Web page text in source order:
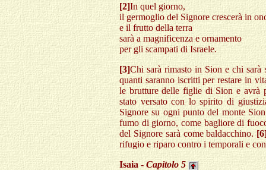
[2]In quel giorno,
il germoglio del Signore crescerà in
e il frutto della terra
sarà a magnificenza e ornamento
per gli scampati di Israele.
[3]Chi sarà rimasto in Sion e chi sarà
quanti saranno iscritti per restare in
le brutture delle figlie di Sion e avrà
stato versato con lo spirito di
Signore su ogni punto del monte
fumo di giorno, come bagliore di
del Signore sarà come baldacchino.
rifugio e riparo contro i temporali e
Isaia - Capitolo5